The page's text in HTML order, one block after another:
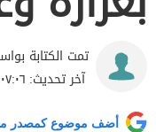
تمت الكتابة
آخر تحديث: ٠٧:٠٦ ، ٦ يونيو ٢٠٢٢
أضف موضوع كمصدر